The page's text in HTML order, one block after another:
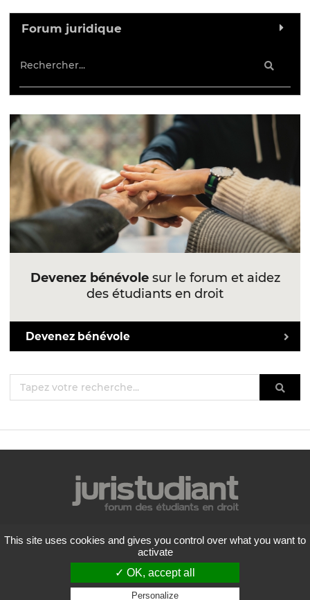
Forum juridique
Devenez bénévolesur le forum et aidez
des étudiants en droit
Devenez bénévole
Mentions légales
Politique de confidentialité
Conditions générales d'utilisation
Liste des forums
Contactez-nous
This site uses cookies and gives you control over what you want to
activate
✓ OK, accept all
Personalize